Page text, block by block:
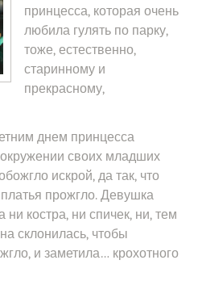
принцесса, которая очень
любила гулять по парку,
тоже, естественно,
старинному и
прекрасному,
днем принцесса
своих младших
искрой, да так, что
прожгло. Девушка
ни костра, ни спичек, ни, тем
склонилась, чтобы
и заметила… крохотного